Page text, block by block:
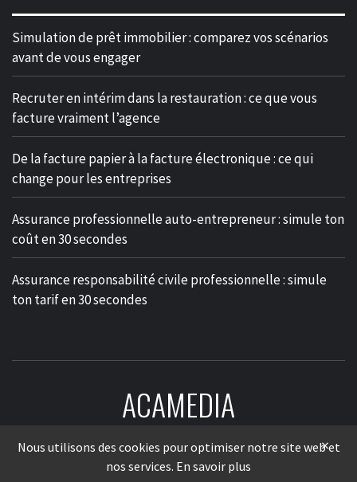
Simulation de prêt immobilier : comparez vos scénarios
avant de vous engager
Recruter en intérim dans la restauration : ce que vous
facture vraiment l’agence
De la facture papier à la facture électronique : ce qui
change pour les entreprises
Assurance professionnelle auto-entrepreneur : simule ton
coût en 30 secondes
Assurance responsabilité civile professionnelle : simule
ton tarif en 30 secondes
ACAMEDIA
LE MÉDIA DES ENTREPRISES ×
Nous utilisons des cookies pour optimiser notre site web et
nos services. En savoir plus